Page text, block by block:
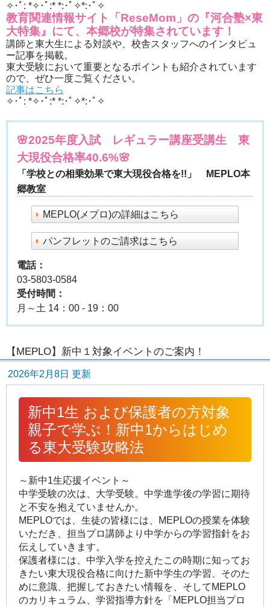
✧･ﾟ: *✧･ﾟ:* *:･ﾟ✧*:･ﾟ✧
教育関連情報サイト「ReseMom」の『河合塾×東
大特集』にて、本郷校が特集されています！
講師と東大生による対談や、校舎スタッフへのインタビュ
ー記事を掲載。
東大受験において重要となるポイントも紹介されています
ので、ぜひ一度ご覧ください。
記事はこちら
✧･ﾟ: *✧･ﾟ:* *:･ﾟ✧*:･ﾟ✧
🌸2025年度入試 レギュラー講座受講生 東
大現役合格率40.6%🌸
「学校との相乗効果で東大現役合格を!!」 MEPLO本
郷教室
MEPLO(メプロ)の詳細はこちら
パンフレットのご請求はこちら
電話：
03-5803-0584
受付時間：
月～土 14：00 - 19：00
【MEPLO】新中１対象イベントのご案内！
2026年2月8日 更新
新中1生 および保護者の方対象
親子で学ぶ！新中1からはじめ
る東大受験攻略法
～新中1生応援イベント～
中学受験の次は、大学受験。中学進学後の学習に期待
と不安を抱えていませんか。
MEPLOでは、生徒の皆様には、
MEPLOの授業を体験
いただき、担当プロ講師より中学からの学習指針をお
伝えしていきます。
保護者様には、中学入学を控えたこの時期に知ってお
きたい東大現役合格に向けた新中学生の学習、そのた
めに意識、把握しておきたい情報を、そして MEPLO
のカリキュラム、学習指導方針を「MEPLO担当プロ